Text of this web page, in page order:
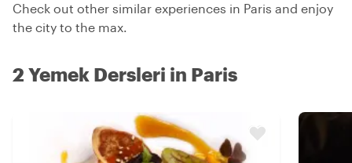
Check out other similar experiences in Paris and enjoy
the city to the max.
2 Yemek Dersleri in Paris